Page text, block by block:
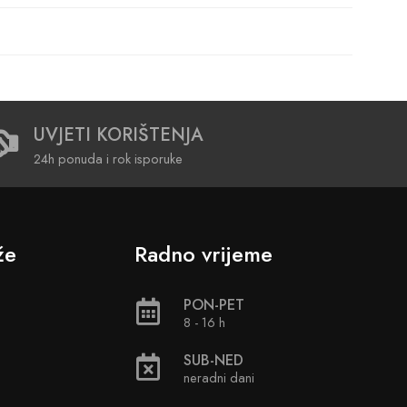
UVJETI KORIŠTENJA
24h ponuda i rok isporuke
Radno vrijeme
PON-PET
8 - 16 h
SUB-NED
neradni dani